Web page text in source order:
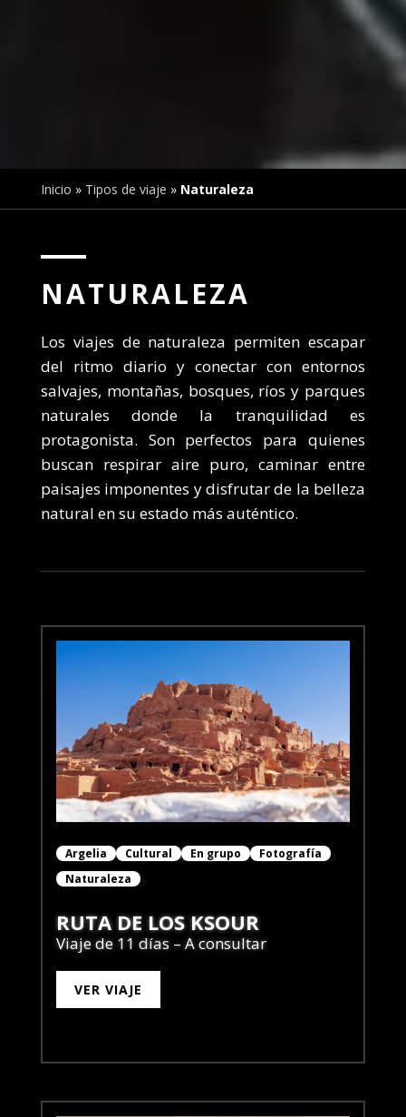
Inicio » Tipos de viaje » Naturaleza
NATURALEZA
Los viajes de naturaleza permiten escapar
del ritmo diario y conectar con entornos
salvajes, montañas, bosques, ríos y parques
naturales donde la tranquilidad es
protagonista. Son perfectos para quienes
buscan respirar aire puro, caminar entre
paisajes imponentes y disfrutar de la belleza
natural en su estado más auténtico.
Argelia Cultural En grupo
Fotografía
Naturaleza
RUTA DE LOS KSOUR
Viaje de 11 días – A consultar
VER VIAJE